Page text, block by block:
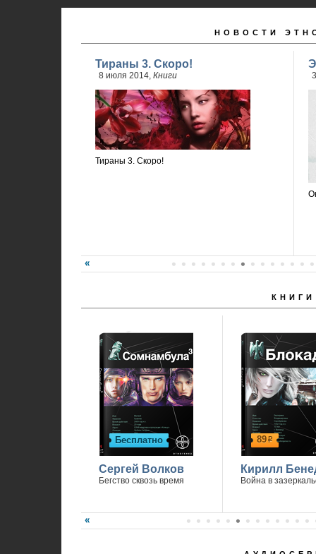
НОВОСТИ
Тираны 3. Скоро!
8 июля 2014, Книги
Тираны 3. Скоро!
КНИГИ
Бесплатно
Сергей Волков
Бегство сквозь время
89р
Кирилл
Война в